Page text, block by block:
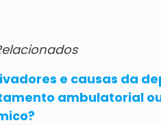
e causas da
ambulatorial